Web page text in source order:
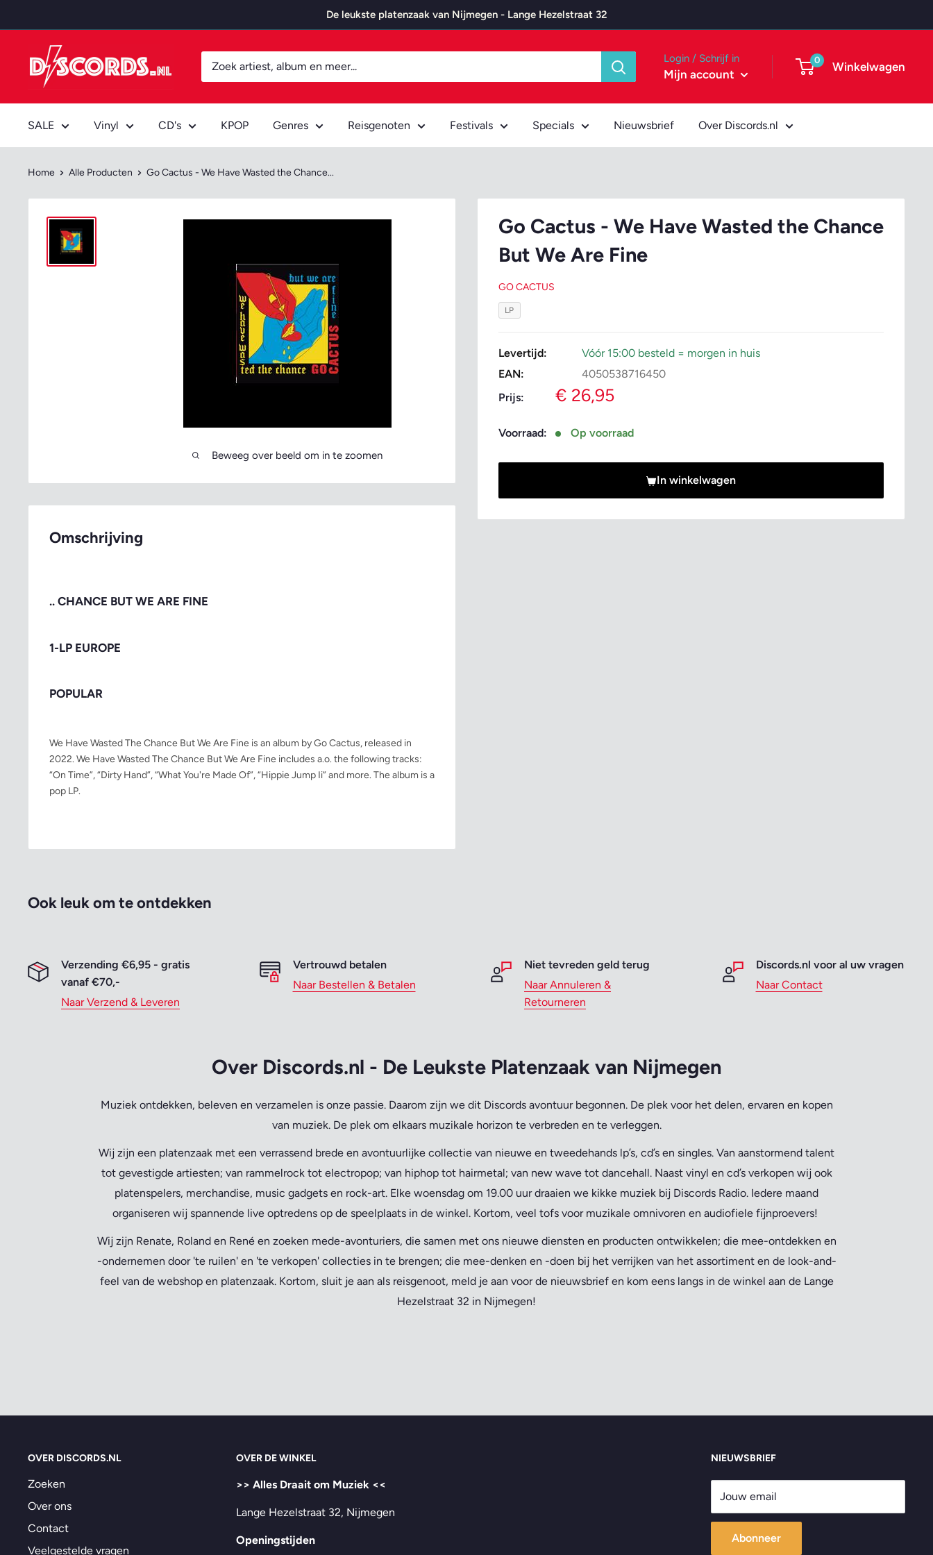
naar
De leukste platenzaak van Nijmegen - Lange Hezelstraat 32
Discords.nl Login / Schrijf in
Mijn account
0 Winkelwagen
SALE Vinyl CD's KPOP Genres Reisgenoten Festivals Specials Nieuwsbrief Over Discords.nl
Home Alle Producten Go Cactus - We Have Wasted the Chance...
Beweeg over beeld om in te zoomen
Go Cactus - We Have Wasted the Chance
But We Are Fine
GO CACTUS
LP
Levertijd:
Vóór 15:00 besteld = morgen in huis
EAN:
4050538716450
Prijs:
Verkoopprijs
€ 26,95
Voorraad: Op voorraad
In winkelwagen
Omschrijving
.. CHANCE BUT WE ARE FINE
1-LP EUROPE
POPULAR
We Have Wasted The Chance But We Are Fine is an album by Go Cactus, released in
2022. We Have Wasted The Chance But We Are Fine includes a.o. the following tracks:
“On Time”, “Dirty Hand”, “What You're Made Of”, “Hippie Jump Ii” and more. The album is a
pop LP.
Ook leuk om te ontdekken
Verzending €6,95 - gratis
vanaf €70,-
Naar Verzend & Leveren
Vertrouwd betalen
Naar Bestellen & Betalen
Niet tevreden geld terug
Naar Annuleren &
Retourneren
Discords.nl voor al uw vragen
Naar Contact
Over Discords.nl - De Leukste Platenzaak van Nijmegen
Muziek ontdekken, beleven en verzamelen is onze passie. Daarom zijn we dit Discords avontuur begonnen. De plek voor het delen, ervaren en kopen
van muziek. De plek om elkaars muzikale horizon te verbreden en te verleggen.
Wij zijn een platenzaak met een verrassend brede en avontuurlijke collectie van nieuwe en tweedehands lp’s, cd’s en singles. Van aanstormend talent
tot gevestigde artiesten; van rammelrock tot electropop; van hiphop tot hairmetal; van new wave tot dancehall. Naast vinyl en cd’s verkopen wij ook
platenspelers, merchandise, music gadgets en rock-art. Elke woensdag om 19.00 uur draaien we kikke muziek bij Discords Radio. Iedere maand
organiseren wij spannende live optredens op de speelplaats in de winkel. Kortom, veel tofs voor muzikale omnivoren en audiofiele fijnproevers!
Wij zijn Renate, Roland en René en zoeken mede-avonturiers, die samen met ons nieuwe diensten en producten ontwikkelen; die mee-ontdekken en
-ondernemen door 'te ruilen' en 'te verkopen' collecties in te brengen; die mee-denken en -doen bij het verrijken van het assortiment en de look-and-
feel van de webshop en platenzaak. Kortom, sluit je aan als reisgenoot, meld je aan voor de nieuwsbrief en kom eens langs in de winkel aan de Lange
Hezelstraat 32 in Nijmegen!
OVER DISCORDS.NL
Zoeken
Over ons
Contact
Veelgestelde vragen
OVER DE WINKEL
>> Alles Draait om Muziek <<
Lange Hezelstraat 32, Nijmegen
Openingstijden
NIEUWSBRIEF
Jouw email
Abonneer